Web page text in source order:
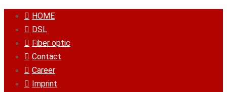
HOME
DSL
Fiber optic
Contact
Career
Imprint